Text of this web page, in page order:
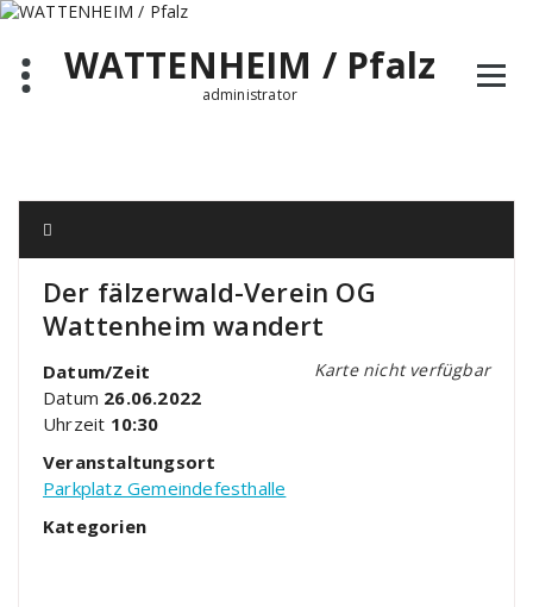
Zum
springenWATTENHEIM / Pfalz
administrator
Der fälzerwald-Verein OG
Wattenheim wandert
Karte nicht verfügbar
Datum/Zeit
Datum 26.06.2022
Uhrzeit 10:30
Veranstaltungsort
Parkplatz Gemeindefesthalle
Kategorien